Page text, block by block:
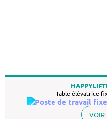
Table élévatrice
VOIR